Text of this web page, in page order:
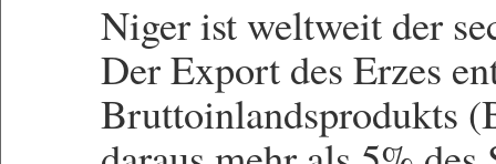
Niger ist weltweit der
Der Export des Erzes
Bruttoinlandsprodukts